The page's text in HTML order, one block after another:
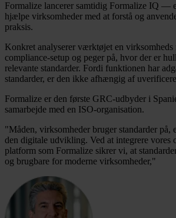
Formalize lancerer samtidig Formalize IQ —
hjælpe virksomheder med at forstå og
praksis.
Konkret analyserer værktøjet en
compliance-setup og peger på, hvor der er
relevante standarder. Fordi funktionen har
standarder, er den ikke afhængig af
Formalize er den første GRC-udbyder i
samarbejde med en ISO-organisation.
"Måden, virksomheder bruger standarder på,
den digitale udvikling. Ved at integrere vores
platform som Formalize sikrer vi, at
og brugbare for moderne virksomheder,"